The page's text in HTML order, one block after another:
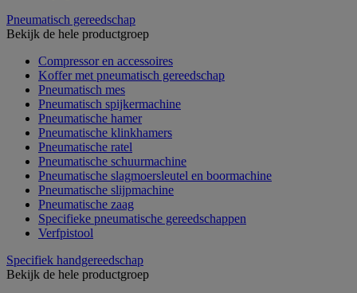
Pneumatisch gereedschap
Bekijk de hele productgroep
Compressor en accessoires
Koffer met pneumatisch gereedschap
Pneumatisch mes
Pneumatisch spijkermachine
Pneumatische hamer
Pneumatische klinkhamers
Pneumatische ratel
Pneumatische schuurmachine
Pneumatische slagmoersleutel en boormachine
Pneumatische slijpmachine
Pneumatische zaag
Specifieke pneumatische gereedschappen
Verfpistool
Specifiek handgereedschap
Bekijk de hele productgroep